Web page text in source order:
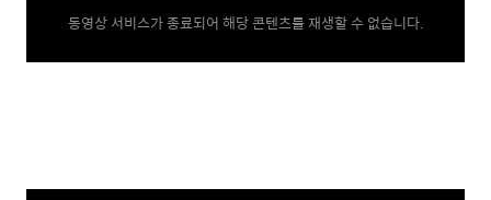
동영상 서비스가 종료되어 해당 콘텐츠를 재생할 수 없습니다.